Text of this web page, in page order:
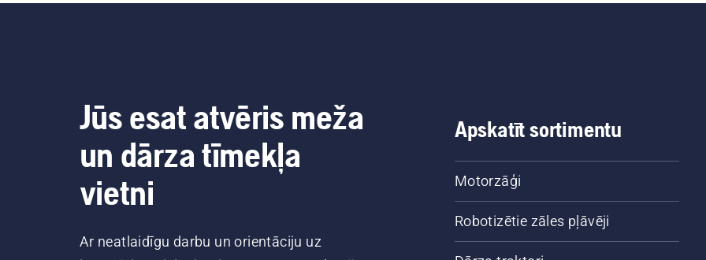
Jūs esat atvēris meža
un dārza tīmekļa
vietni
Ar neatlaidīgu darbu un orientāciju uz
Apskatīt sortimentu
Motorzāģi
Robotizētie zāles pļāvēji